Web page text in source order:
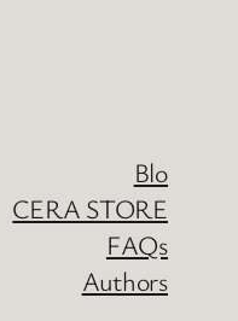
Blo
CERA STORE
FAQs
Authors